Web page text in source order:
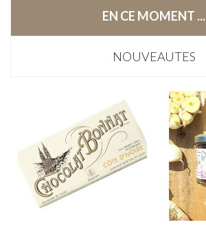
EN CE MOMENT ...
NOUVEAUTES